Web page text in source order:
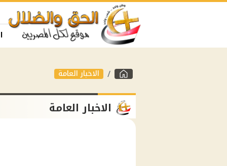
الاخبار العامة
الاخبار العامة